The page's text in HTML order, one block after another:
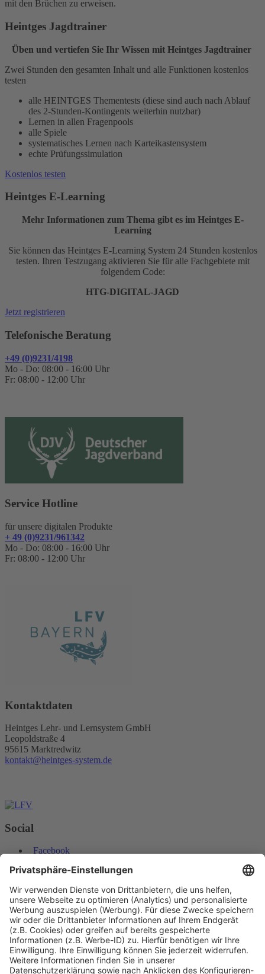
mit den Brüchen zu erweisen.
Heintges Jagdtrainer
Üben und vertiefen Sie Ihr Wissen mit Heintges Jagdtrainer
Zwei Stunden den gesamten Inhalt und alle Funktionen kostenlos
testen
alle HEINTGES Thementests (diese sind auch nach Ablauf
des 2-Stunden-Kontingents weiterhin nutzbar)
Lernen in allen Fragenpools
alle Spiele
systematisches Lernen nach Karteikastensystem
echte Prüfungssimulation
Kostenlos testen
Heintges E-Learning
Mehr Informationen zum Thema gibt es im Heintges E-
Learning
Sie können das Heintges E-Learning System 24 Stunden kostenlos
testen. Ihren Testzugang aktivieren Sie für alle Fachgebiete mit
folgendem Code:
HTG-DIGITAL-JAGD
Jetzt registrieren
Telefonische Beratung
+49 (0)9231/4198
Mo - Do: 08:00 - 16:00 Uhr
Fr: 08:00 - 12:00 Uhr
Service Hotline
für unsere digitalen Produkte
+ 49 (0)9231/961342
Mo - Do: 08:00 - 16:00 Uhr
Fr: 08:00 - 12:00 Uhr
Kontaktdaten
Heintges Lehr- und Lernsystem GmbH
Leopoldstraße 4
95615 Marktredwitz
kontakt@heintges-system.de
Social
Facebook
Youtube
© Copyright - Heintges Lehr- und Lernsystem GmbH
Impressum
Informationspflichten
Datenschutz
Widerrufsbelehrung